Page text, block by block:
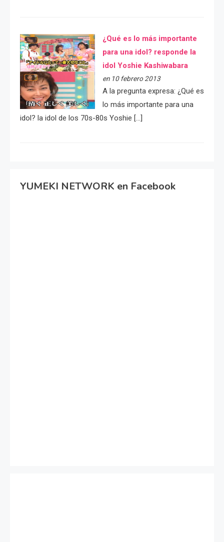
¿Qué es lo más importante
para una idol? responde la
idol Yoshie Kashiwabara
en 10 febrero 2013
A la pregunta expresa: ¿Qué es
lo más importante para una
idol? la idol de los 70s-80s Yoshie […]
YUMEKI NETWORK en Facebook